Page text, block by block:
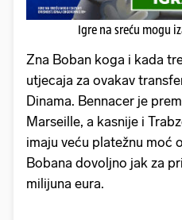
Igre na sreću mogu
Zna Boban koga i kada
utjecaja za ovakav
Dinama. Bennacer je
Marseille, a kasnije i
imaju veću platežnu moć
Bobana dovoljno jak za
milijuna eura.